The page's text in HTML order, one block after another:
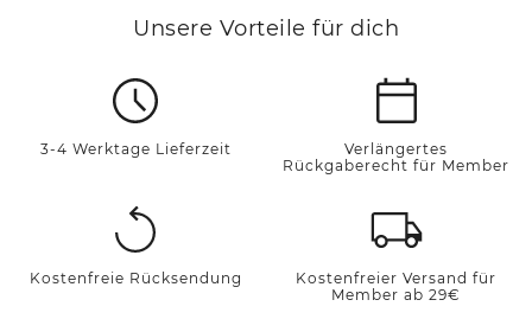
Unsere Vorteile für dich
3-4 Werktage Lieferzeit
Verlängertes
Rückgaberecht für Member
Kostenfreie Rücksendung
Kostenfreier Versand für
Member ab 29€